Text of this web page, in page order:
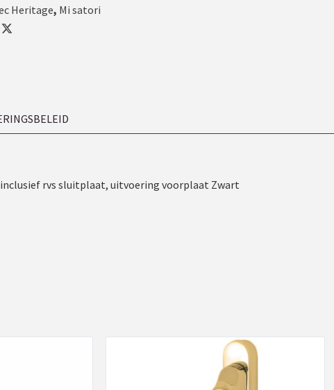
Heritage, Mi satori
rvs sluitplaat, uitvoering voorplaat Zwart